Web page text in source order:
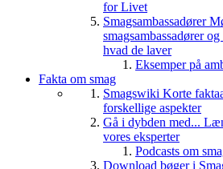
for Livet
Smagsambassadører
smagsambassadører
hvad de laver
Eksemper på
Fakta om smag
Smagswiki Korte
forskellige aspekter
Gå i dybden med...
vores eksperter
Podcasts om
Download bøger i